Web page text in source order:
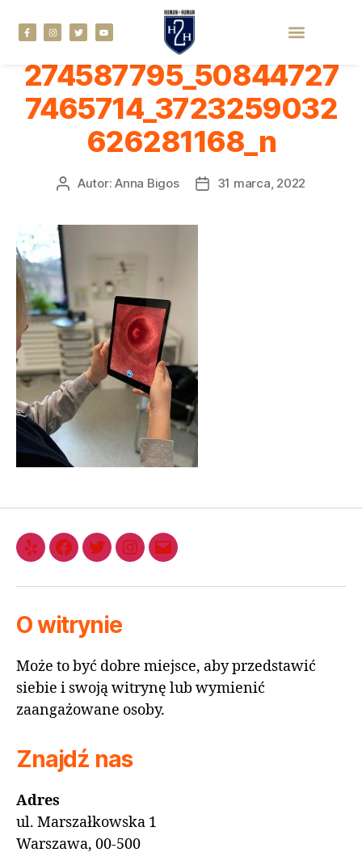
274587795_50844727
7465714_3723259032
626281168_n
Autor:Anna Bigos 31 marca, 2022
O witrynie
Może to być dobre miejsce, aby przedstawić
siebie i swoją witrynę lub wymienić
zaangażowane osoby.
Znajdź nas
Adres
ul. Marszałkowska 1
Warszawa, 00-500